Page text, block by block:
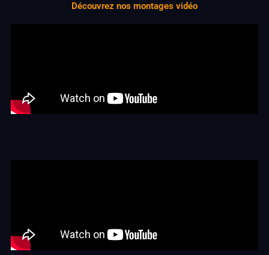
Découvrez nos montages vidéo